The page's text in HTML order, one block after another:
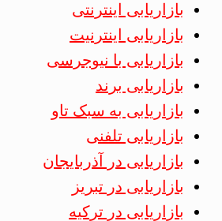
بازاریابی اینترنتی
بازاریابی اینترنیت
بازاریابی با نیوجرسی
بازاریابی برند
بازاریابی به سبک تاو
بازاریابی تلفنی
بازاریابی در آذربایجان
بازاریابی در تبریز
بازاریابی در ترکیه